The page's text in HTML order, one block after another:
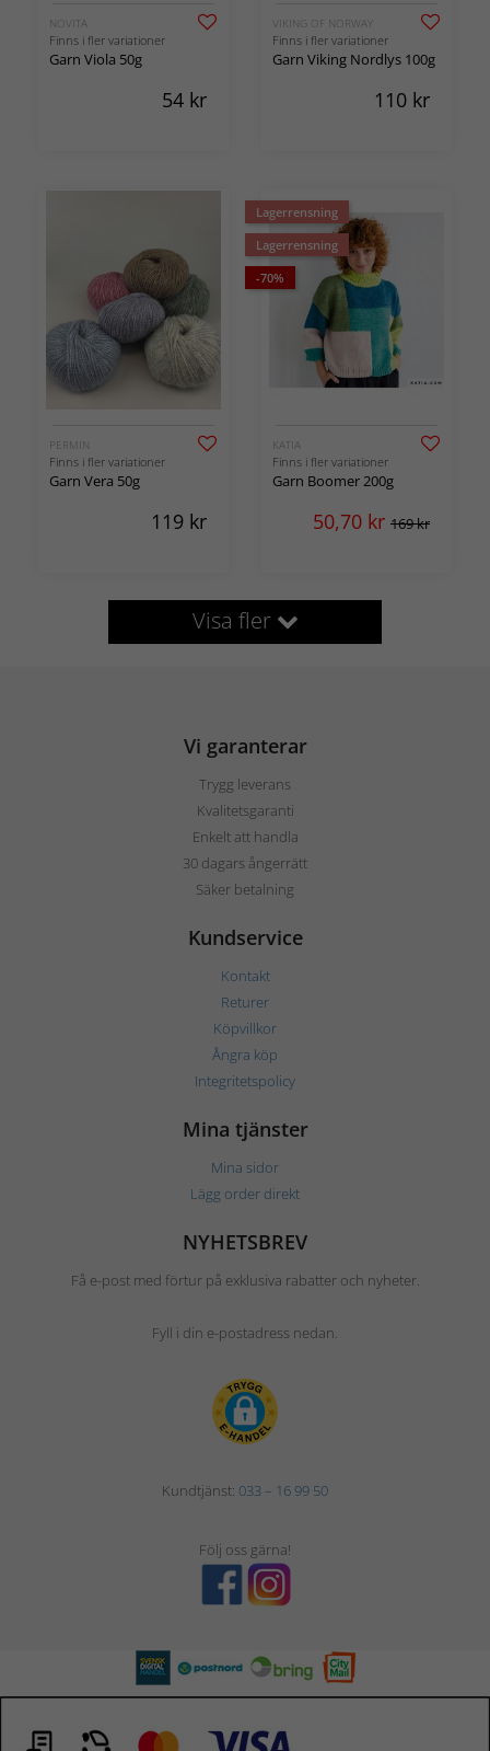
NOVITA
Finns i fler variationer
Garn Viola 50g
54 kr
VIKING OF NORWAY
Finns i fler variationer
Garn Viking Nordlys 100g
110 kr
PERMIN
Finns i fler variationer
Garn Vera 50g
119 kr
Lagerrensning
Lagerrensning
-70%
KATIA
Finns i fler variationer
Garn Boomer 200g
50,70 kr 169 kr
Visa fler
Vi garanterar
Trygg leverans
Kvalitetsgaranti
Enkelt att handla
30 dagars ångerrätt
Säker betalning
Kundservice
Kontakt
Returer
Köpvillkor
Ångra köp
Integritetspolicy
Mina tjänster
Mina sidor
Lägg order direkt
NYHETSBREV
Få e-post med förtur på exklusiva rabatter och nyheter.
Fyll i din e-postadress nedan.
Kundtjänst: 033 – 16 99 50
Följ oss gärna!